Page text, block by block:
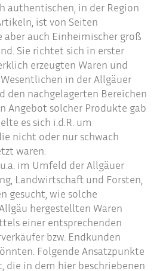
authentischen, in der Region
ist von Seiten
aber auch Einheimischer groß
Sie richtet sich in erster
erzeugten Waren und
in der Allgäuer
den nachgelagerten Bereichen
Angebot solcher Produkte gab
es sich i.d.R. um
nicht oder nur schwach
waren.
im Umfeld der Allgäuer
Landwirtschaft und Forsten,
gesucht, wie solche
hergestellten Waren
einer entsprechenden
bzw. Endkunden
Folgende Ansatzpunkte
die in dem hier beschriebenen